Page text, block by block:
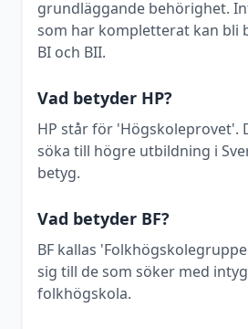
grundläggande behörighet.
som har kompletterat kan bli
BI och BII.
Vad betyder HP?
HP står för 'Högskoleprovet'.
söka till högre utbildning i
betyg.
Vad betyder BF?
BF kallas
sig till de som söker med
folkhögskola.